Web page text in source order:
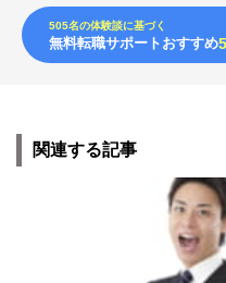
505名の体験談に基づく
無料転職サポートおすすめ
関連する記事